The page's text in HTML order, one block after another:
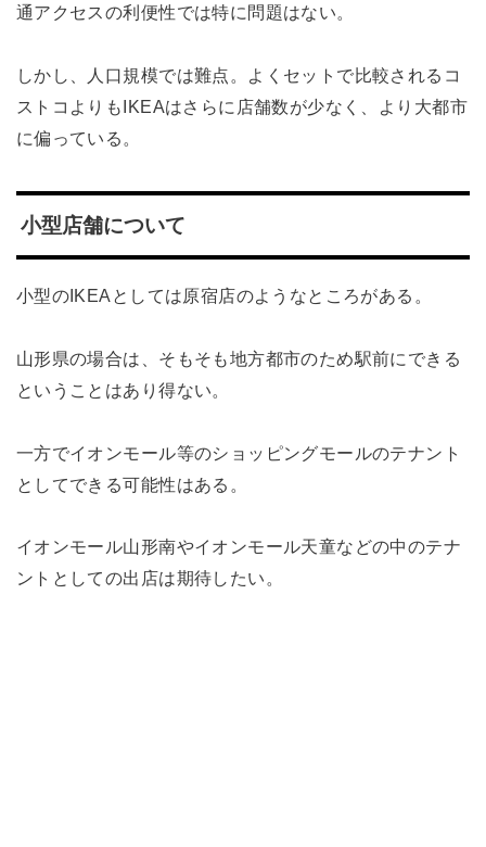
通アクセスの利便性では特に問題はない。
しかし、人口規模では難点。よくセットで比較されるコ
ストコよりもIKEAはさらに店舗数が少なく、より大都市
に偏っている。
小型店舗について
小型のIKEAとしては原宿店のようなところがある。
山形県の場合は、そもそも地方都市のため駅前にできる
ということはあり得ない。
一方でイオンモール等のショッピングモールのテナント
としてできる可能性はある。
イオンモール山形南やイオンモール天童などの中のテナ
ントとしての出店は期待したい。